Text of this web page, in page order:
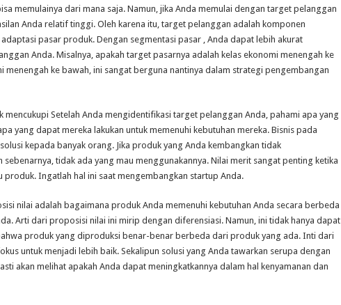
memulainya dari mana saja. Namun, jika Anda memulai dengan target pelanggan
Anda relatif tinggi. Oleh karena itu, target pelanggan adalah komponen
pasar produk. Dengan segmentasi pasar , Anda dapat lebih akurat
Anda. Misalnya, apakah target pasarnya adalah kelas ekonomi menengah ke
menengah ke bawah, ini sangat berguna nantinya dalam strategi pengembangan
mencukupi Setelah Anda mengidentifikasi target pelanggan Anda, pahami apa yang
yang dapat mereka lakukan untuk memenuhi kebutuhan mereka. Bisnis pada
kepada banyak orang. Jika produk yang Anda kembangkan tidak
sebenarnya, tidak ada yang mau menggunakannya. Nilai merit sangat penting ketika
produk. Ingatlah hal ini saat mengembangkan startup Anda.
nilai adalah bagaimana produk Anda memenuhi kebutuhan Anda secara berbeda
Arti dari proposisi nilai ini mirip dengan diferensiasi. Namun, ini tidak hanya dapat
produk yang diproduksi benar-benar berbeda dari produk yang ada. Inti dari
untuk menjadi lebih baik. Sekalipun solusi yang Anda tawarkan serupa dengan
akan melihat apakah Anda dapat meningkatkannya dalam hal kenyamanan dan